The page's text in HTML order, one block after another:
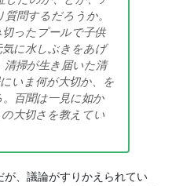
問するだろうか。
ったプールで子供
に水しぶきをあげ
掃が生き届いた清
いま何が大切か、を
百聞は一見に如か
大切さを教えてい
が、議論がすりかえられてい